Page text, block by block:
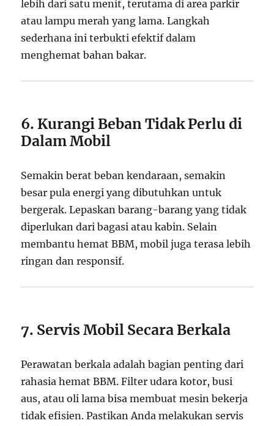
lebih dari satu menit, terutama di area parkir
atau lampu merah yang lama. Langkah
sederhana ini terbukti efektif dalam
menghemat bahan bakar.
6. Kurangi Beban Tidak Perlu di
Dalam Mobil
Semakin berat beban kendaraan, semakin
besar pula energi yang dibutuhkan untuk
bergerak. Lepaskan barang-barang yang tidak
diperlukan dari bagasi atau kabin. Selain
membantu hemat BBM, mobil juga terasa lebih
ringan dan responsif.
7. Servis Mobil Secara Berkala
Perawatan berkala adalah bagian penting dari
rahasia hemat BBM. Filter udara kotor, busi
aus, atau oli lama bisa membuat mesin bekerja
tidak efisien. Pastikan Anda melakukan servis